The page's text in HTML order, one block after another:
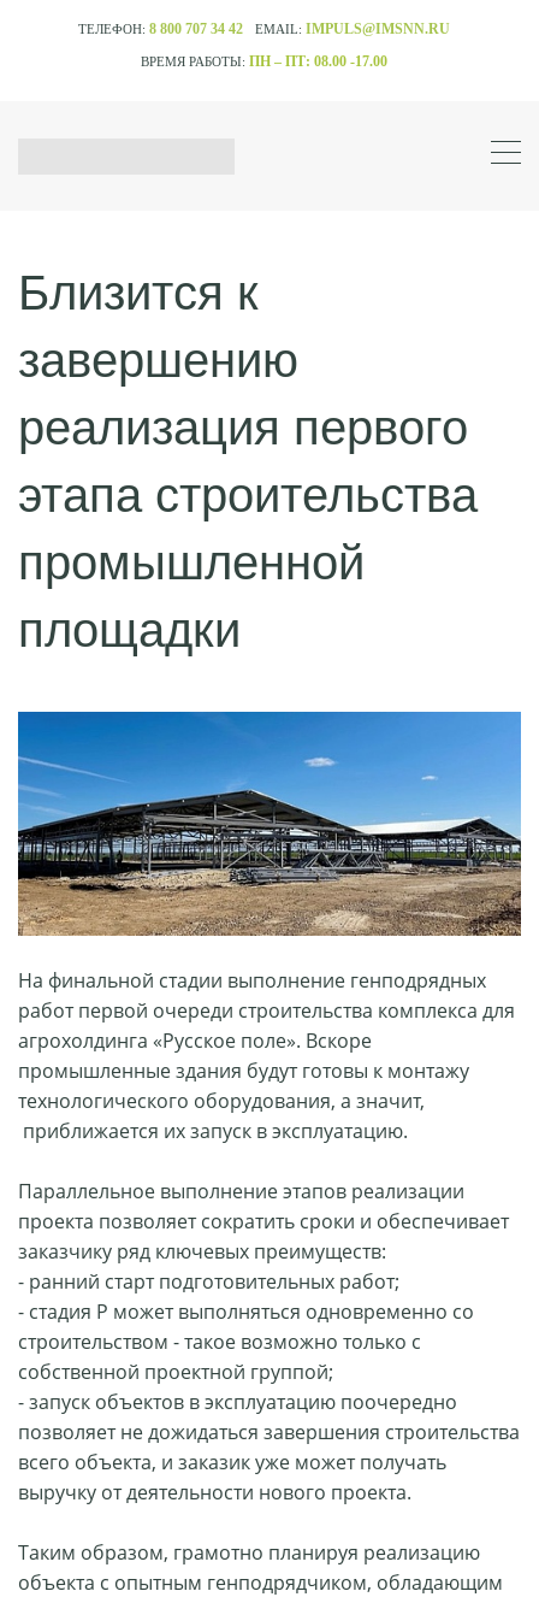
ТЕЛЕФОН: 8 800 707 34 42 EMAIL: IMPULS@IMSNN.RU
ВРЕМЯ РАБОТЫ: ПН – ПТ: 08.00 -17.00
Близится к
завершению
реализация первого
этапа строительства
промышленной
площадки
На финальной стадии выполнение генподрядных
работ первой очереди строительства комплекса для
агрохолдинга «Русское поле». Вскоре
промышленные здания будут готовы к монтажу
технологического оборудования, а значит,
приближается их запуск в эксплуатацию.
Параллельное выполнение этапов реализации
проекта позволяет сократить сроки и обеспечивает
заказчику ряд ключевых преимуществ:
- ранний старт подготовительных работ;
- стадия Р может выполняться одновременно со
строительством - такое возможно только с
собственной проектной группой;
- запуск объектов в эксплуатацию поочередно
позволяет не дожидаться завершения строительства
всего объекта, и заказик уже может получать
выручку от деятельности нового проекта.
Таким образом, грамотно планируя реализацию
объекта с опытным генподрядчиком, обладающим